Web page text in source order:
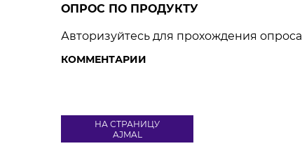
ОПРОС ПО ПРОДУКТУ
Авторизуйтесь для прохождения опроса
КОММЕНТАРИИ
НА СТРАНИЦУ
AJMAL